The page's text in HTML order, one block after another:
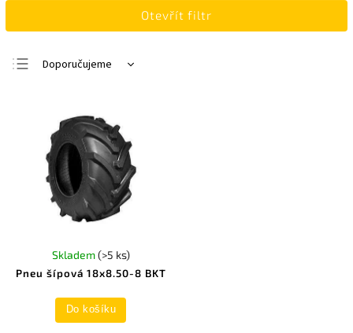
Otevřít filtr
Doporučujeme
Nejdražší
Nejprodávanější
Abecedně
Pneu šípová 18x8.50-8 BKT
Skladem(>5 ks)
Do košíku